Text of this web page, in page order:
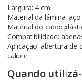
Largura: 4 cm
Material da lâmina: aço
Material do cabo:
Compatibilidade:
Aplicação: abertura de
calibre
Quando